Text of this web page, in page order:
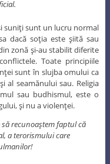
suniţi sunt un lucru normal
dacă soţia este şiită sau
zonă şi-au stabilit diferite
Toate principiile
sunt în slujba omului ca
al seamănului sau. Religia
sau budhismul, este o
şi nu a violenţei.
recunoaştem faptul că
a terorismului care